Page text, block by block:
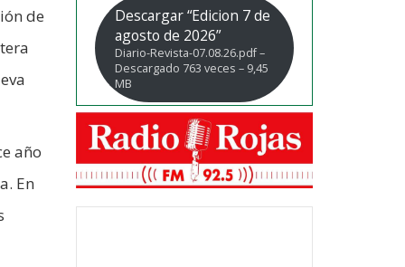
de
año
En
Descargar “Edicion 7 de
agosto de 2026”
Diario-Revista-07.08.26.pdf –
Descargado 763 veces – 9,45
MB